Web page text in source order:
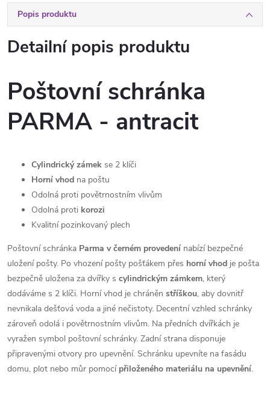
Popis produktu
Detailní popis produktu
Poštovní schránka
PARMA - antracit
Cylindrický zámek se 2 klíči
Horní vhod na poštu
Odolná proti povětrnostním vlivům
Odolná proti korozi
Kvalitní pozinkovaný plech
Poštovní schránka Parma v černém provedení nabízí bezpečné
uložení pošty. Po vhození pošty pošťákem přes horní vhod je pošta
bezpečně uložena za dvířky s cylindrickým zámkem, který
dodáváme s 2 klíči. Horní vhod je chráněn stříškou, aby dovnitř
nevnikala dešťová voda a jiné nečistoty. Decentní vzhled schránky
zároveň odolá i povětrnostním vlivům. Na předních dvířkách je
vyražen symbol poštovní schránky. Zadní strana disponuje
připravenými otvory pro upevnění. Schránku upevníte na fasádu
domu, plot nebo můr pomocí přiloženého materiálu na upevnění.